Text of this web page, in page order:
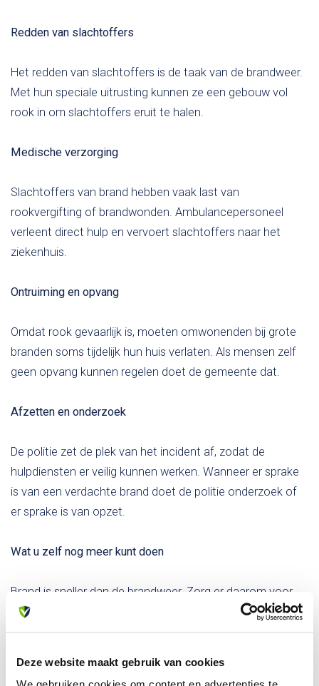
Deze website maakt gebruik van cookies
Redden van slachtoffers
Het redden van slachtoffers is de taak van de brandweer.
Met hun speciale uitrusting kunnen ze een gebouw vol
rook in om slachtoffers eruit te halen.
Medische verzorging
Slachtoffers van brand hebben vaak last van
rookvergifting of brandwonden. Ambulancepersoneel
verleent direct hulp en vervoert slachtoffers naar het
ziekenhuis.
Ontruiming en opvang
Omdat rook gevaarlijk is, moeten omwonenden bij grote
branden soms tijdelijk hun huis verlaten. Als mensen zelf
geen opvang kunnen regelen doet de gemeente dat.
Afzetten en onderzoek
De politie zet de plek van het incident af, zodat de
hulpdiensten er veilig kunnen werken. Wanneer er sprake
is van een verdachte brand doet de politie onderzoek of
er sprake is van opzet.
Wat u zelf nog meer kunt doen
Brand is sneller dan de brandweer. Zorg er daarom voor
dat jezelf en eventuele gezinsleden zijn voorbereid. Het
kan ongeveer 8 minuten duren voor dat brandweer
Onderstaand enkele tips van Allesveilig.nl.